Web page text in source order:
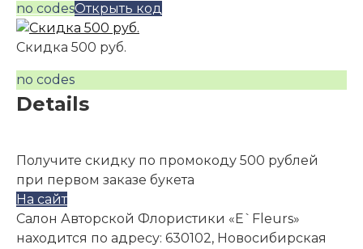
no codesОткрыть код
Скидка 500 руб.
no codes
Details
Получите скидку по промокоду 500 рублей
при первом заказе букета
На сайт
Салон Авторской Флористики «E`Fleurs»
находится по адресу: 630102, Новосибирская